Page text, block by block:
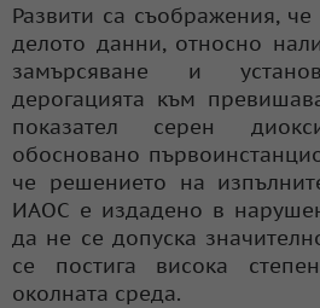
Развити са съображения,
делото данни, относно
замърсяване и
дерогацията към
показател серен
обосновано
че решението на
ИАОС е издадено в
да не се допуска
се постига висока
околната среда.